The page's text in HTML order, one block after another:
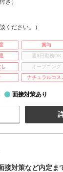
き）
ください。）
賞与
週3日勤務OK
し オープニング
ナチュラルコス
面接対策あり
接対策など内定ま